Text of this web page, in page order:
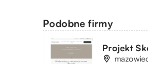
Podobne firmy
Projekt